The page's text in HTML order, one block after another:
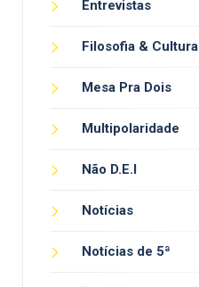
Entrevistas
Filosofia & Cultura
Mesa Pra Dois
Multipolaridade
Não D.E.I
Notícias
Notícias de 5ª